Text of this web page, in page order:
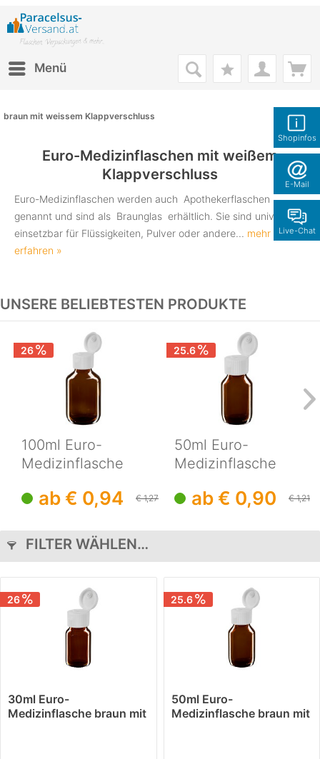
Shopinfos
E-Mail
Live-Chat
Menü
braun mit weissem Klappverschluss
Euro-Medizinflaschen mit weißem
Klappverschluss
Euro-Medizinflaschen werden auch Apothekerflaschen
genannt und sind als Braunglas erhältlich. Sie sind universell
einsetzbar für Flüssigkeiten, Pulver oder andere... mehr
erfahren »
UNSERE BELIEBTESTEN PRODUKTE
26
100ml Euro-
Medizinflasche
weissem...
ab € 0,94 € 1,27
25.6
50ml Euro-
Medizinflasche
weissem...
ab € 0,90 € 1,21
FILTER WÄHLEN…
26
30ml Euro-
Medizinflasche braun mit
25.6
50ml Euro-
Medizinflasche braun mit